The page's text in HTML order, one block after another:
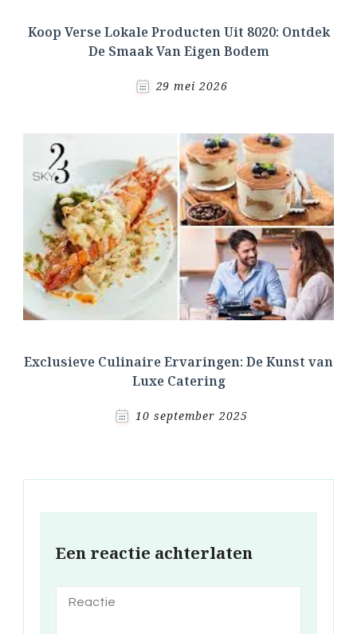
Koop Verse Lokale Producten Uit 8020: Ontdek
De Smaak Van Eigen Bodem
29 mei 2026
Exclusieve Culinaire Ervaringen: De Kunst van
Luxe Catering
10 september 2025
Een reactie achterlaten